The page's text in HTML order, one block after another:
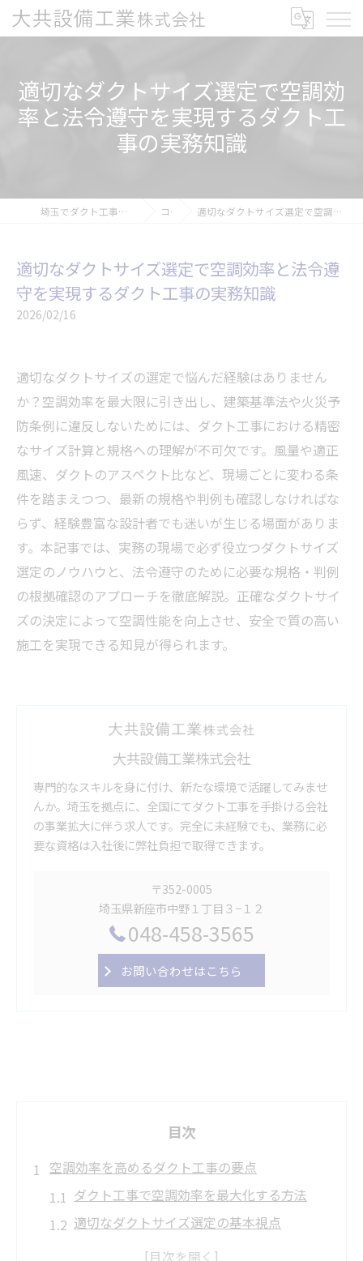
適切なダクトサイズ選定で空調効
率と法令遵守を実現するダクト工
事の実務知識
埼玉でダクト工事の求人なら大共設備工業株式会社 コラム 適切なダクトサイズ選定で空調効率と法令遵守を実現するダクト工事の実務知識
適切なダクトサイズ選定で空調効率と法令遵
守を実現するダクト工事の実務知識
2026/02/16
適切なダクトサイズの選定で悩んだ経験はありません
か？空調効率を最大限に引き出し、建築基準法や火災予
防条例に違反しないためには、ダクト工事における精密
なサイズ計算と規格への理解が不可欠です。風量や適正
風速、ダクトのアスペクト比など、現場ごとに変わる条
件を踏まえつつ、最新の規格や判例も確認しなければな
らず、経験豊富な設計者でも迷いが生じる場面がありま
す。本記事では、実務の現場で必ず役立つダクトサイズ
選定のノウハウと、法令遵守のために必要な規格・判例
の根拠確認のアプローチを徹底解説。正確なダクトサイ
ズの決定によって空調性能を向上させ、安全で質の高い
施工を実現できる知見が得られます。
大共設備工業株式会社
専門的なスキルを身に付け、新たな環境で活躍してみませ
んか。埼玉を拠点に、全国にてダクト工事を手掛ける会社
の事業拡大に伴う求人です。完全に未経験でも、業務に必
要な資格は入社後に弊社負担で取得できます。
〒352-0005
埼玉県新座市中野１丁目３−１２
048-458-3565
お問い合わせはこちら
目次
空調効率を高めるダクト工事の要点
ダクト工事で空調効率を最大化する方法
適切なダクトサイズ選定の基本視点
ダクト工事がもたらす省エネ効果の解説